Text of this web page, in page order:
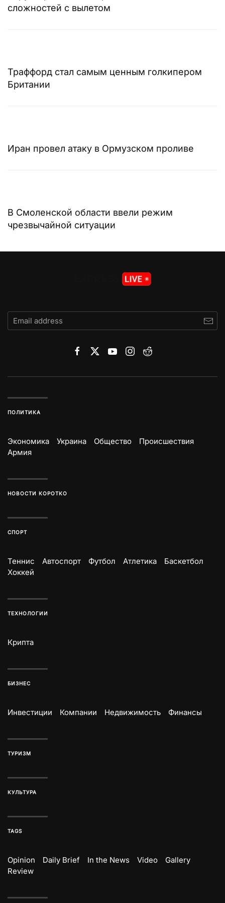
сложностей с вылетом
Траффорд стал самым ценным голкипером
Британии
Иран провел атаку в Ормузском проливе
В Смоленской области ввели режим
чрезвычайной ситуации
ПОЛИТИКА
Экономика Украина Общество
Происшествия
Армия
НОВОСТИ КОРОТКО
СПОРТ
Теннис Автоспорт Футбол Атлетика
Баскетбол
Хоккей
ТЕХНОЛОГИИ
Крипта
БИЗНЕС
Инвестиции Компании Недвижимость Финансы
ТУРИЗМ
КУЛЬТУРА
TAGS
Opinion Daily Brief In the News Video
Gallery
Review